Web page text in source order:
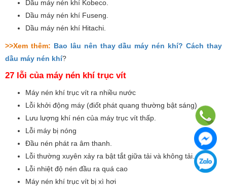
Dầu máy nén khí Kobeco.
Dầu máy nén khí Fuseng.
Dầu máy nén khí Hitachi.
>>Xem thêm: Bao lâu nên thay dầu máy nén khí? Cách thay
dầu máy nén khí?
27 lỗi của máy nén khí trục vít
Máy nén khí trục vít ra nhiều nước
Lỗi khởi động máy (điốt phát quang thường bật sáng)
Lưu lượng khí nén của máy trục vít thấp.
Lỗi máy bị nóng
Đầu nén phát ra âm thanh.
Lỗi thường xuyên xảy ra bật tắt giữa tải và không tải.
Lỗi nhiệt độ nén đầu ra quá cao
Máy nén khí trục vít bị xì hơi